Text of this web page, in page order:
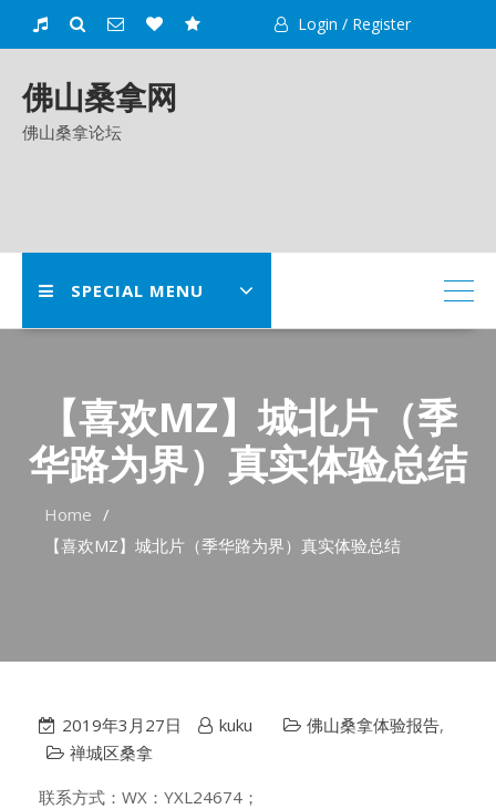
Login / Register
佛山桑拿网
佛山桑拿论坛
SPECIAL MENU
【喜欢MZ】城北片（季
华路为界）真实体验总结
Home
【喜欢MZ】城北片（季华路为界）真实体验总结
2019年3月27日 kuku 佛山桑拿体验报告,
禅城区桑拿
联系方式：WX：YXL24674；